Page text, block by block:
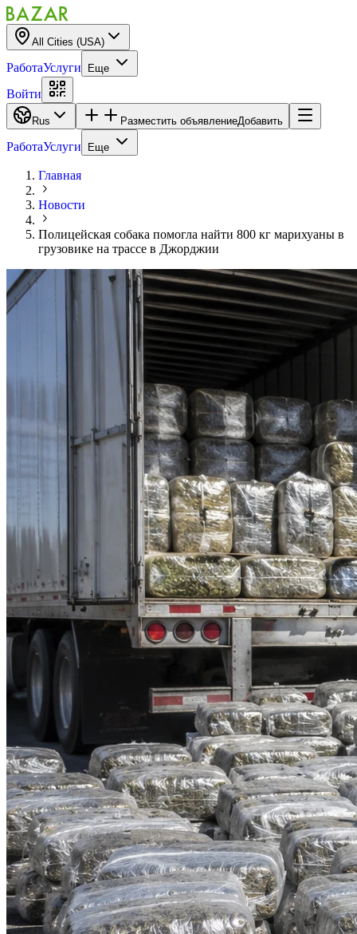
All Cities (USA)
РаботаУслуги Еще
Войти
Rus Разместить объявлениеДобавить
РаботаУслуги Еще
Главная
Новости
Полицейская собака помогла найти 800 кг марихуаны в
грузовике на трассе в Джорджии